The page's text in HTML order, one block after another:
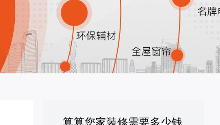
算算您家装修需要多少钱